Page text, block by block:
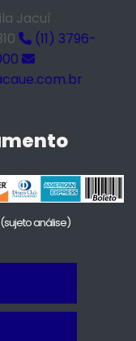
Jacuí
(11) 3796-
(sujeto análise)